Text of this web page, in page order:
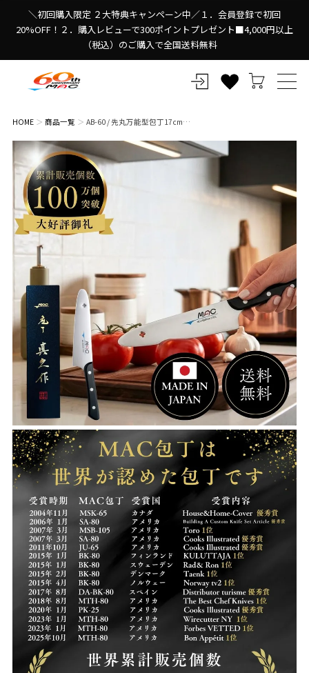
＼初回購入限定 ２大特典キャンペーン中／１．会員登録で初回
20%OFF！２．購入レビューで300ポイントプレゼント■4,000円以上
（税込）のご購入で全国送料無料
HOME 商品一覧 AB-60 / 先丸万能型包丁17cm…